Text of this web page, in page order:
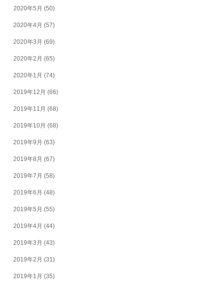
2020年5月 (50)
2020年4月 (57)
2020年3月 (69)
2020年2月 (65)
2020年1月 (74)
2019年12月 (66)
2019年11月 (68)
2019年10月 (68)
2019年9月 (63)
2019年8月 (67)
2019年7月 (58)
2019年6月 (48)
2019年5月 (55)
2019年4月 (44)
2019年3月 (43)
2019年2月 (31)
2019年1月 (35)